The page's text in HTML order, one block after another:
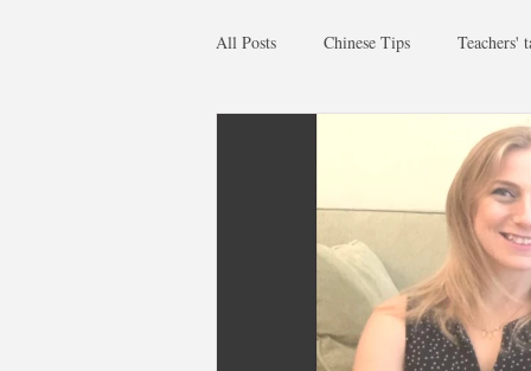
All Posts Chinese Tips Teachers'